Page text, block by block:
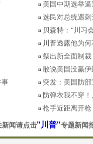
美国中期选举
选民对总统遇
贝森特：“川习
川普透露他为
祭出新全面制
敢说美国没赢
事
突发：美国防
防弹衣我不穿
枪手近距离开
新闻请点击"川普"专题新闻